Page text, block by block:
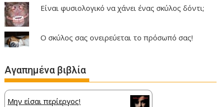
Είναι φυσιολογικό να χάνει ένας σκύλος δόντι;
Ο σκύλος σας ονειρεύεται το πρόσωπό σας!
Αγαπημένα βιβλία
Μην είσαι περίεργος!